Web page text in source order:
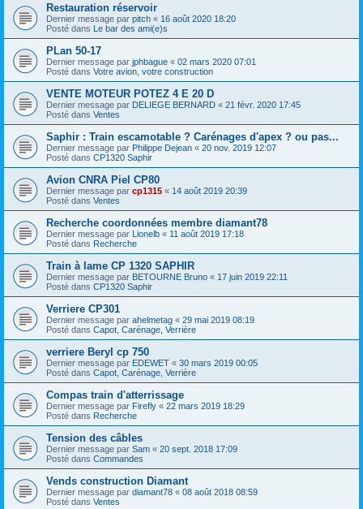
Restauration réservoir
Dernier message par pitch « 16 août 2020 18:20
Posté dans Le bar des ami(e)s
PLan 50-17
Dernier message par jphbague « 02 mars 2020 07:01
Posté dans Votre avion, votre construction
VENTE MOTEUR POTEZ 4 E 20 D
Dernier message par DELIEGE BERNARD « 21 févr. 2020 17:45
Posté dans Ventes
Saphir : Train escamotable ? Carénages d'apex ? ou pas...
Dernier message par Philippe Dejean « 20 nov. 2019 12:07
Posté dans CP1320 Saphir
Avion CNRA Piel CP80
Dernier message par cp1315 « 14 août 2019 20:39
Posté dans Ventes
Recherche coordonnées membre diamant78
Dernier message par Lionelb « 11 août 2019 17:18
Posté dans Recherche
Train à lame CP 1320 SAPHIR
Dernier message par BETOURNE Bruno « 17 juin 2019 22:11
Posté dans CP1320 Saphir
Verriere CP301
Dernier message par ahelmetag « 29 mai 2019 08:19
Posté dans Capot, Carénage, Verrière
verriere Beryl cp 750
Dernier message par EDEWET « 30 mars 2019 00:05
Posté dans Capot, Carénage, Verrière
Compas train d'atterrissage
Dernier message par Firefly « 22 mars 2019 18:29
Posté dans Recherche
Tension des câbles
Dernier message par Sam « 20 sept. 2018 17:09
Posté dans Commandes
Vends construction Diamant
Dernier message par diamant78 « 08 août 2018 08:59
Posté dans Ventes